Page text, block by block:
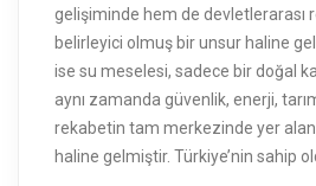
gelişiminde hem de devletlerarası
belirleyici olmuş bir unsur haline
ise su meselesi, sadece bir doğal
aynı zamanda güvenlik, enerji,
rekabetin tam merkezinde yer
haline gelmiştir. Türkiye’nin sahip